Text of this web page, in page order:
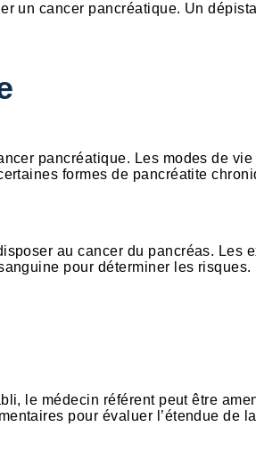
un cancer pancréatique. Un
pancréatique. Les modes de
formes de pancréatite
au cancer du pancréas. Les
pour déterminer les risques.
le médecin référent peut être
pour évaluer l’étendue de